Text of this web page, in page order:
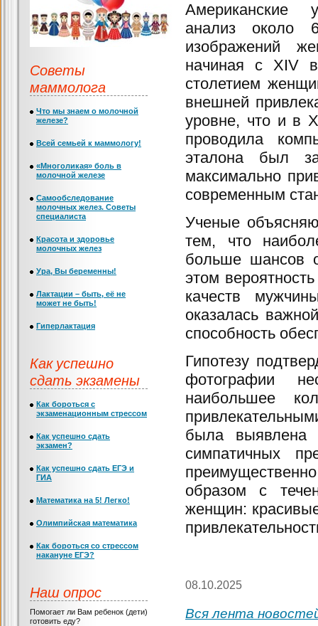
Американские
анализ около
изображений
начиная с XIV
столетием
внешней
уровне, что и в
проводила
эталона был
максимально
современным
Ученые
тем, что
больше шансов
этом
качеств
оказалась
способность
Гипотезу
фотографии
наибольшее
была выявлена
симпатичных
образом с
женщин:
08.10.2025
Вся лента
Советы
маммолога
Что мы знаем о молочной
железе?
Всей семьей к маммологу!
«Многоликая» боль в
молочной железе
Самообследование
молочных желез. Советы
специалиста
Красота и здоровье
молочных желез
Ура, Вы беременны!
Лактации – быть, её не
может не быть!
Гиперлактация
Как успешно
сдать экзамены
Как бороться с
экзаменационным стрессом
Как успешно сдать
экзамен?
Как успешно сдать ЕГЭ и
ГИА
Математика на 5! Легко!
Олимпийская математика
Как бороться со стрессом
накануне ЕГЭ?
Наш опрос
Помогает ли Вам ребенок (дети)
готовить еду?